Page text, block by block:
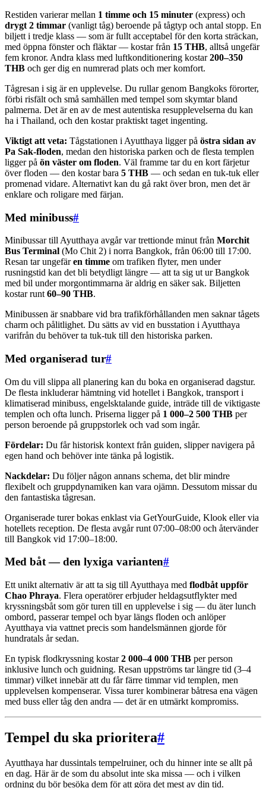
Restiden varierar mellan 1 timme och 15 minuter (express) och
drygt 2 timmar (vanligt tåg) beroende på tågtyp och antal stopp. En
biljett i tredje klass — som är fullt acceptabel för den korta sträckan,
med öppna fönster och fläktar — kostar från 15 THB, alltså ungefär
fem kronor. Andra klass med luftkonditionering kostar200–350
THB och ger dig en numrerad plats och mer komfort.
Tågresan i sig är en upplevelse. Du rullar genom Bangkoks förorter,
förbi risfält och små samhällen med tempel som skymtar bland
palmerna. Det är en av de mest autentiska resupplevelserna du kan
ha i Thailand, och den kostar praktiskt taget ingenting.
Viktigt att veta: Tågstationen i Ayutthaya ligger på östra sidan av
Pa Sak-floden, medan den historiska parken och de flesta templen
ligger på ön väster om floden. Väl framme tar du en kort färjetur
över floden — den kostar bara 5 THB — och sedan en tuk-tuk eller
promenad vidare. Alternativt kan du gå rakt över bron, men det är
enklare och roligare med färjan.
Med minibuss#
Minibussar till Ayutthaya avgår var trettionde minut från Morchit
Bus Terminal (Mo Chit 2) i norra Bangkok, från 06:00 till 17:00.
Resan tar ungefären timme om trafiken flyter, men under
rusningstid kan det bli betydligt längre — att ta sig ut ur Bangkok
med bil under morgontimmarna är aldrig en säker sak. Biljetten
kostar runt 60–90 THB.
Minibussen är snabbare vid bra trafikförhållanden men saknar tågets
charm och pålitlighet. Du sätts av vid en busstation i Ayutthaya
varifrån du behöver ta tuk-tuk till den historiska parken.
Med organiserad tur#
Om du vill slippa all planering kan du boka en organiserad dagstur.
De flesta inkluderar hämtning vid hotellet i Bangkok, transport i
klimatiserad minibuss, engelsktalande guide, inträde till de viktigaste
templen och ofta lunch. Priserna ligger på 1 000–2 500 THB per
person beroende på gruppstorlek och vad som ingår.
Fördelar: Du får historisk kontext från guiden, slipper navigera på
egen hand och behöver inte tänka på logistik.
Nackdelar: Du följer någon annans schema, det blir mindre
flexibelt och gruppdynamiken kan vara ojämn. Dessutom missar du
den fantastiska tågresan.
Organiserade turer bokas enklast via GetYourGuide, Klook eller via
hotellets reception. De flesta avgår runt 07:00–08:00 och återvänder
till Bangkok vid 17:00–18:00.
Med båt — den lyxiga varianten#
Ett unikt alternativ är att ta sig till Ayutthaya med flodbåt uppför
Chao Phraya. Flera operatörer erbjuder heldagsutflykter med
kryssningsbåt som gör turen till en upplevelse i sig — du äter lunch
ombord, passerar tempel och byar längs floden och anlöper
Ayutthaya via vattnet precis som handelsmännen gjorde för
hundratals år sedan.
En typisk flodkryssning kostar2 000–4 000 THB per person
inklusive lunch och guidning. Resan uppströms tar längre tid (3–4
timmar) vilket innebär att du får färre timmar vid templen, men
upplevelsen kompenserar. Vissa turer kombinerar båtresa ena vägen
med buss eller tåg den andra — det är en utmärkt kompromiss.
Tempel du ska prioritera#
Ayutthaya har dussintals tempelruiner, och du hinner inte se allt på
en dag. Här är de som du absolut inte ska missa — och i vilken
ordning du bör besöka dem för att göra det mest av din tid.